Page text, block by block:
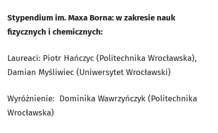
Stypendium im. Maxa Borna: w zakresie nauk
fizycznych i chemicznych:
Laureaci: Piotr Hańczyc (Politechnika Wrocławska),
Damian Myśliwiec (Uniwersytet Wrocławski)
Wyróżnienie: Dominika Wawrzyńczyk (Politechnika
Wrocławska)